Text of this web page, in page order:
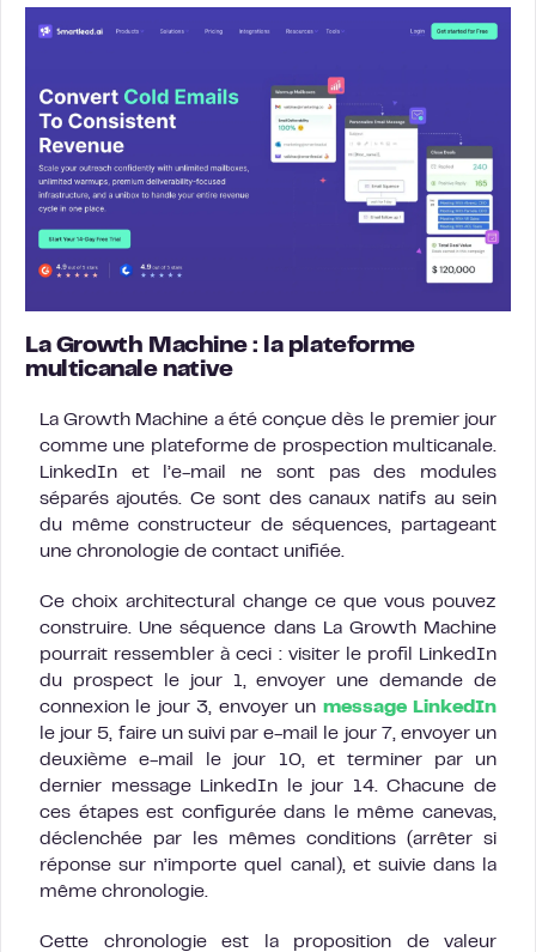
La Growth Machine : la plateforme
multicanale native
La Growth Machine a été conçue dès le premier jour
comme une plateforme de prospection multicanale.
LinkedIn et l’e-mail ne sont pas des modules
séparés ajoutés. Ce sont des canaux natifs au sein
du même constructeur de séquences, partageant
une chronologie de contact unifiée.
Ce choix architectural change ce que vous pouvez
construire. Une séquence dans La Growth Machine
pourrait ressembler à ceci : visiter le profil LinkedIn
du prospect le jour 1, envoyer une demande de
connexion le jour 3, envoyer un message LinkedIn
le jour 5, faire un suivi par e-mail le jour 7, envoyer un
deuxième e-mail le jour 10, et terminer par un
dernier message LinkedIn le jour 14. Chacune de
ces étapes est configurée dans le même canevas,
déclenchée par les mêmes conditions (arrêter si
réponse sur n’importe quel canal), et suivie dans la
même chronologie.
Cette chronologie est la proposition de valeur